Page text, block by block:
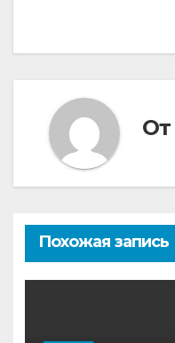
записям
От
Похожая запись